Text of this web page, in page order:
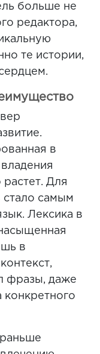
больше не
редактора,
те истории,
в
растет. Для
стало самым
Лексика в
в
фразы, даже
конкретного